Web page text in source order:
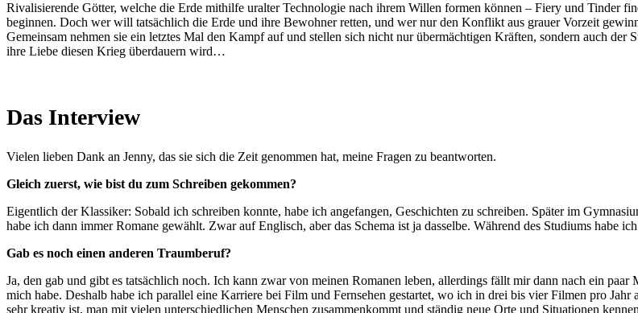
Rivalisierende Götter, welche die Erde mithilfe uralter Technologie nach ihrem Willen formen können – Fiery und Tinder
beginnen. Doch wer will tatsächlich die Erde und ihre Bewohner retten, und wer nur den Konflikt aus grauer Vorzeit
Gemeinsam nehmen sie ein letztes Mal den Kampf auf und stellen sich nicht nur übermächtigen Kräften, sondern auch
ihre Liebe diesen Krieg überdauern wird…
Das Interview
Vielen lieben Dank an Jenny, das sie sich die Zeit genommen hat, meine Fragen zu beantworten.
Gleich zuerst, wie bist du zum Schreiben gekommen?
Eigentlich der Klassiker: Sobald ich schreiben konnte, habe ich angefangen, Geschichten zu schreiben. Später im
habe ich dann immer Romane gewählt. Zwar auf Englisch, aber das Schema ist ja dasselbe. Während des Studiums habe
Gab es noch einen anderen Traumberuf?
Ja, den gab und gibt es tatsächlich noch. Ich kann zwar von meinen Romanen leben, allerdings fällt mir dann nach ein
mich habe. Deshalb habe ich parallel eine Karriere bei Film und Fernsehen gestartet, wo ich in drei bis vier Filmen pro
sehr kreativ ist, man mit vielen unterschiedlichen Menschen zusammenkommt und ständig neue Orte und Situationen